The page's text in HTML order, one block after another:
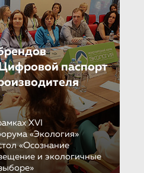
паспорт
XVI
«Экология»
«Осознание
и экологичные